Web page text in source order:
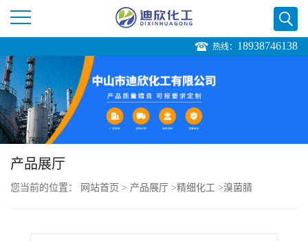
司
首
页
公
热线： 18938746138
产品展厅
您当前的位置： 网站首页 > 产品展厅 >精细化工 >溴菌腈